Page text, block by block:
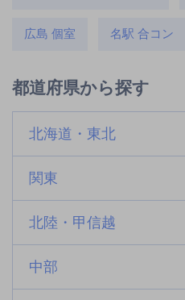
広島 個室 名駅 合コン
都道府県から探す
北海道・東北
関東
北陸・甲信越
中部